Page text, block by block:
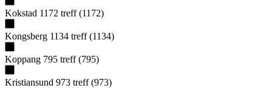
Kokstad 1172 treff (1172)
Kongsberg 1134 treff (1134)
Koppang 795 treff (795)
Kristiansund 973 treff (973)